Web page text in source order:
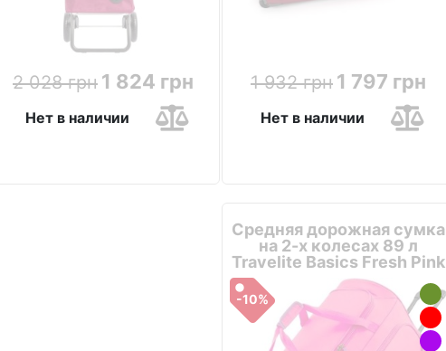
2 028 грн 1 824 грн
Нет в наличии
1 932 грн 1 797 грн
Нет в наличии
Средняя дорожная сумка
на 2-х колесах 89 л
Travelite Basics Fresh Pink
-10%